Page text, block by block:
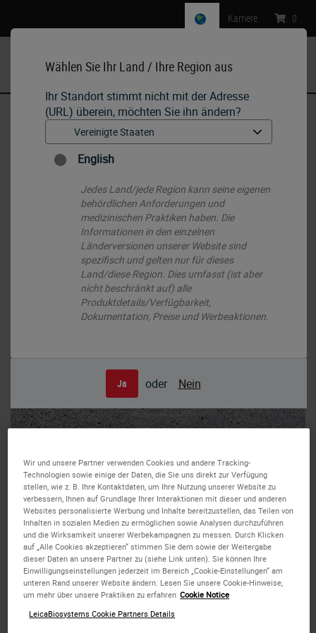
Wählen Sie Ihr Land / Ihre Region aus
Ihr Standort stimmt nicht mit der Adresse
(URL) überein, möchten Sie ihn ändern?
English
Jedes Land/jede Region kann seine eigenen
behördlichen Anforderungen und
medizinischen Praktiken haben. Die
Informationen in den einzelnen
Länderversionen unserer Website sind
spezifisch und gelten nur für dieses
Land/diese Region. Dies umfasst (ist aber
nicht beschränkt auf) alle
Produktdetails/Verfügbarkeit,
Dokumentation, Preise und Werbeaktionen.
Ja oder Nein
Karriere : 0
IHC & ISH • IHC Primary Antibodies
of germinal centre B-cells. Oct-2: clone Oct-207
Oct-2
Hintergrund des Antigens
Oct-2 ist ein Transkriptionsfaktor, der zur POU-Familie mit
einer Homöodomäne gehört, die an die Oktamer-Stellen des
Ig-Gens bindet, die die B-Zellen-spezifischen Gene
regulieren. Er ist von der Aktivität B-Zell-spezifischer
Koaktivatoren wie BOB.1/OBF.1 abhängig. Die Expression
Wir und unsere Partner verwenden Cookies und andere Tracking-
Technologien sowie einige der Daten, die Sie uns direkt zur Verfügung
stellen, wie z. B. Ihre Kontaktdaten, um Ihre Nutzung unserer Website zu
verbessern, Ihnen auf Grundlage Ihrer Interaktionen mit dieser und anderen
Websites personalisierte Werbung und Inhalte bereitzustellen, das Teilen von
Inhalten in sozialen Medien zu ermöglichen sowie Analysen durchzuführen
und die Wirksamkeit unserer Werbekampagnen zu messen. Durch Klicken
auf „Alle Cookies akzeptieren“ stimmen Sie dem sowie der Weitergabe
dieser Daten an unsere Partner zu (siehe Link unten). Sie können Ihre
Einwilligungseinstellungen jederzeit im Bereich „Cookie-Einstellungen“ am
unteren Rand unserer Website ändern. Lesen Sie unsere Cookie-Hinweise,
um mehr über unsere Praktiken zu erfahren Cookie Notice
LeicaBiosystems Cookie Partners Details